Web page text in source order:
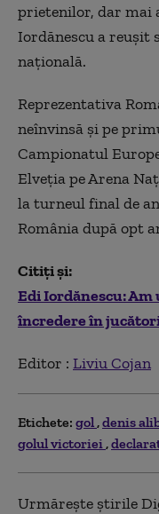
prietenilor, dar mai
Iordănescu a reuşit
naţională.
Reprezentativa
neînvinsă şi pe
Campionatul
Elveţia pe Arena
la turneul final de
România după opt
Citiți și:
Edi Iordănescu:
încredere în
Editor : Liviu Cojan
Etichete: gol denis
golul victoriei
Urmărește știrile